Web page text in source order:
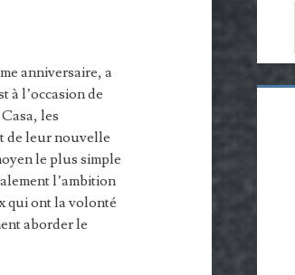
anniversaire, a
à l’occasion de
les
de leur nouvelle
le plus simple
l’ambition
qui ont la volonté
aborder le